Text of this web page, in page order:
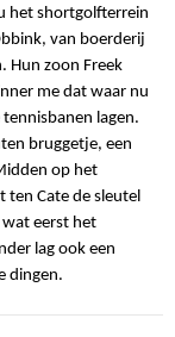
het shortgolfterrein
van boerderij
Hun zoon Freek
me dat waar nu
lagen.
bruggetje, een
op het
Cate de sleutel
wat eerst het
lag ook een
dingen.